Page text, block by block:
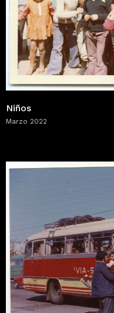
Niños
Marzo 2022